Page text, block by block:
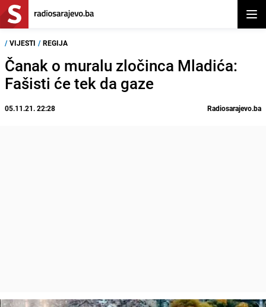
/ VIJESTI / REGIJA
Čanak o muralu zločinca Mladića:
Fašisti će tek da gaze
05.11.21. 22:28 Radiosarajevo.ba